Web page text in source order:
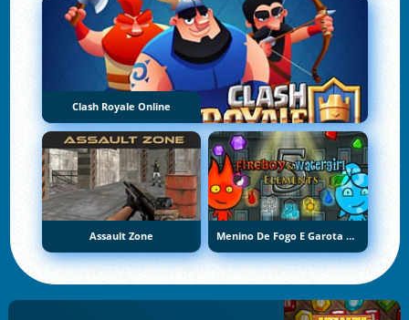
Clash Royale Online
Assault Zone Menino De Fogo E Garota De Água 5: Elementos